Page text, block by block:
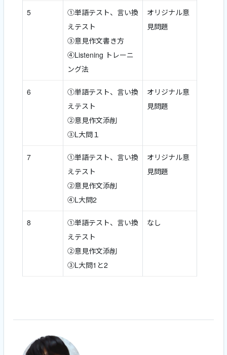
5
①単語テスト、言い換
えテスト
③意見作文書き方
④Listening トレーニ
ング法
オリジナル意
見問題
6
①単語テスト、言い換
えテスト
②意見作文添削
③L大問１
オリジナル意
見問題
7
①単語テスト、言い換
えテスト
②意見作文添削
④L大問2
オリジナル意
見問題
8
①単語テスト、言い換
えテスト
②意見作文添削
③L大問1と2
なし